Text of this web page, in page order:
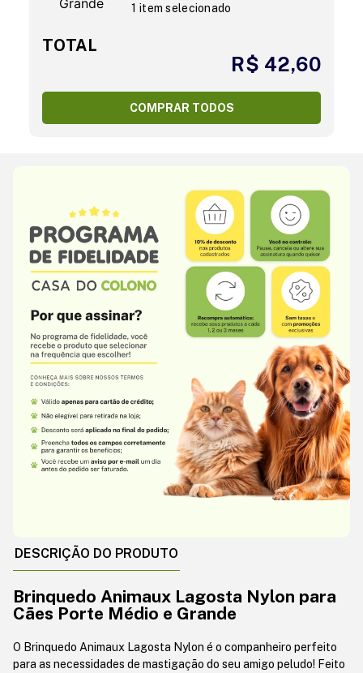
1 item selecionado
TOTAL
R$ 42,60
COMPRAR TODOS
DESCRIÇÃO DO PRODUTO
Brinquedo Animaux Lagosta Nylon para
Cães Porte Médio e Grande
O Brinquedo Animaux Lagosta Nylon é o companheiro perfeito
para as necessidades de mastigação do seu amigo peludo! Feito